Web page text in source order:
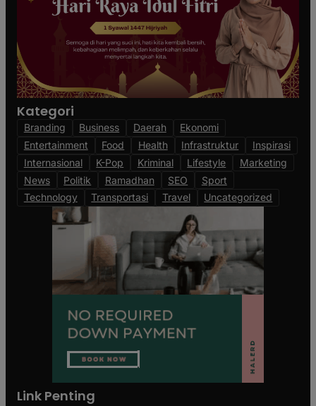
Kategori
Branding Business Daerah
Ekonomi
Entertainment
Food Health Infrastruktur
Inspirasi
Internasional
K-Pop Kriminal Lifestyle
Marketing
News
Politik Ramadhan SEO
Sport
Technology
Transportasi Travel Uncategorized
Link Penting